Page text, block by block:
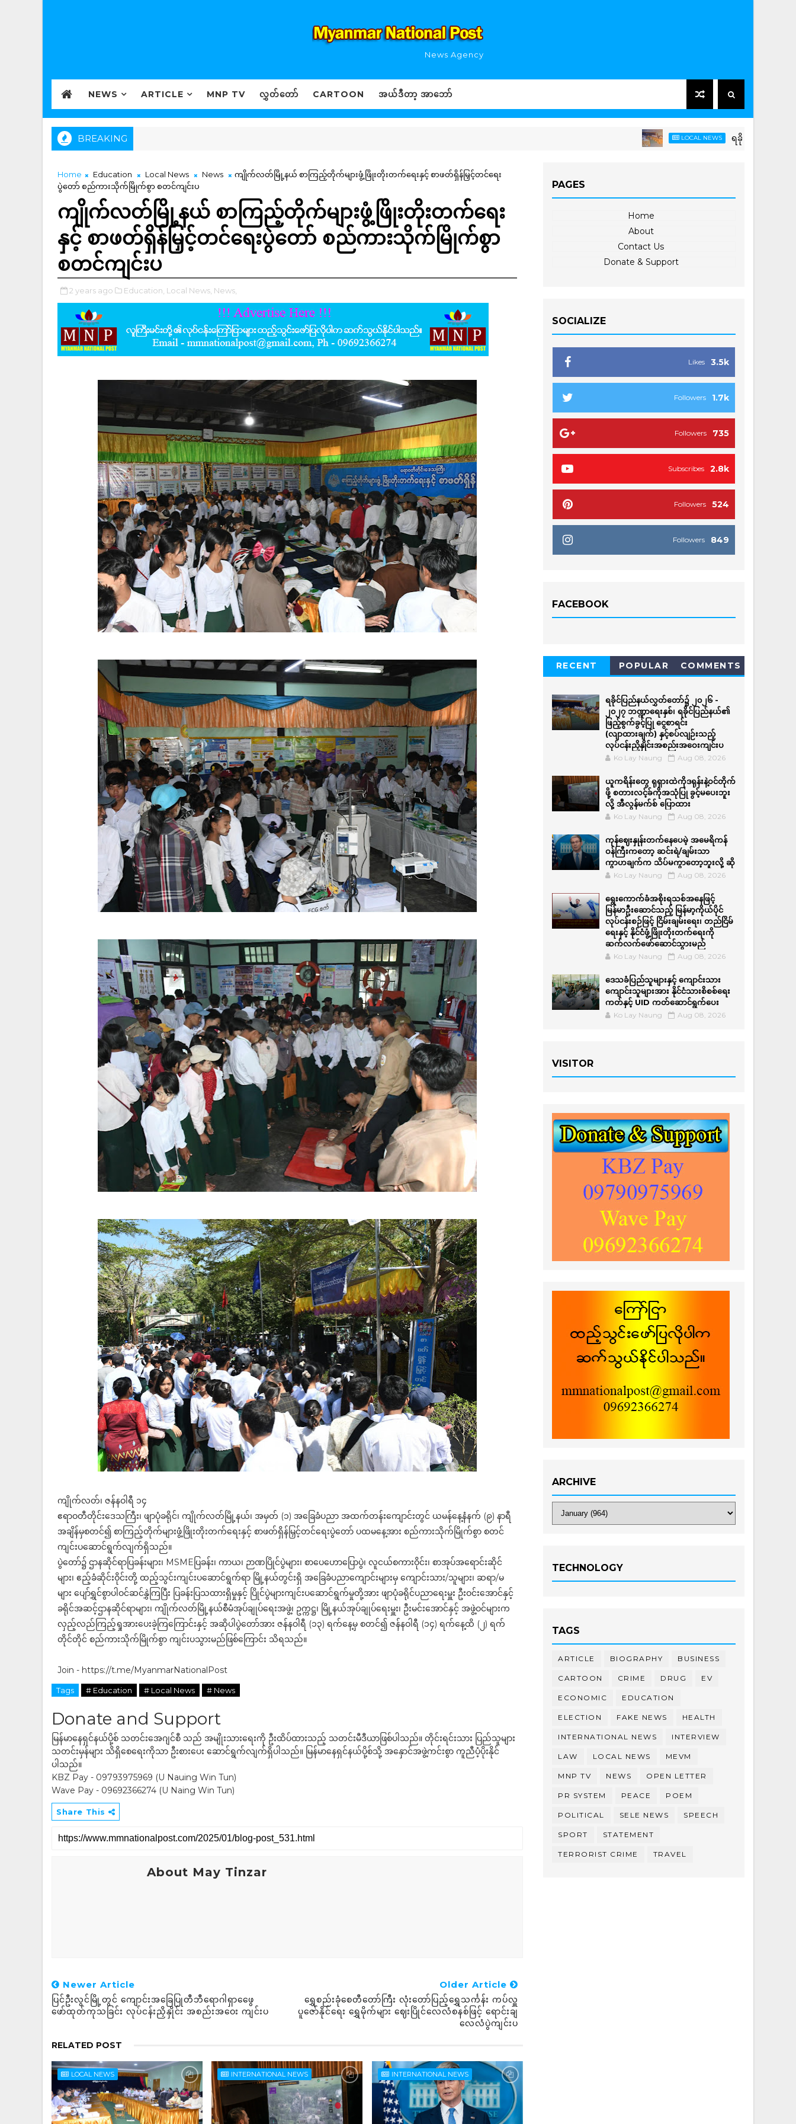
News Agency
NEWS ARTICLE MNP TV လွှတ်တော် CARTOON အယ်ဒီတာ့ အာဘော်
BREAKING LOCAL NEWS ရခိုင်ပြည်နယ်လွှတ်တော်၌ ၂၀၂
Home Education Local News News
ကျိုက်လတ်မြို့နယ် စာကြည့်တိုက်များဖွံ့ဖြိုးတိုးတက်ရေးနှင့် စာဖတ်ရှိန်မြှင့်တင်ရေး
ပွဲတော် စည်ကားသိုက်မြိုက်စွာ စတင်ကျင်းပ
ကျိုက်လတ်မြို့နယ် စာကြည့်တိုက်များဖွံ့ဖြိုးတိုးတက်ရေး
နှင့် စာဖတ်ရှိန်မြှင့်တင်ရေးပွဲတော် စည်ကားသိုက်မြိုက်စွာ
စတင်ကျင်းပ
2 years ago Education, Local News, News,
ကျိုက်လတ်၊ ဇန်နဝါရီ ၁၄
ဧရာဝတီတိုင်းဒေသကြီး၊ ဖျာပုံခရိုင်၊ ကျိုက်လတ်မြို့နယ်၊ အမှတ် (၁) အခြေခံပညာ အထက်တန်းကျောင်းတွင် ယမန်နေ့နံနက် (၉) နာရီ
အချိန်မှစတင်၍ စာကြည့်တိုက်များဖွံ့ဖြိုးတိုးတက်ရေးနှင့် စာဖတ်ရှိန်မြှင့်တင်ရေးပွဲတော် ပထမနေ့အား စည်ကားသိုက်မြိုက်စွာ စတင်
ကျင်းပဆောင်ရွက်လျက်ရှိသည်။
ပွဲတော်၌ ဌာနဆိုင်ရာပြခန်းများ၊ MSMEပြခန်း၊ ကာယ၊ ဉာဏပြိုင်ပွဲများ၊ စာပေဟောပြောပွဲ၊ လူငယ်စကားဝိုင်း၊ စာအုပ်အရောင်းဆိုင်
များ၊ ဧည့်ခံဆိုင်းဝိုင်းတို့ ထည့်သွင်းကျင်းပဆောင်ရွက်ရာ မြို့နယ်တွင်းရှိ အခြေခံပညာကျောင်းများမှ ကျောင်းသား/သူများ၊ ဆရာ/မ
များ ပျော်ရွှင်စွာပါဝင်ဆင်နွှဲကြပြီး ပြခန်းပြသထားရှိမှုနှင့် ပြိုင်ပွဲများကျင်းပဆောင်ရွက်မှုတို့အား ဖျာပုံခရိုင်ပညာရေးမှူး ဦးဝင်းအောင်နှင့်
ခရိုင်အဆင့်ဌာနဆိုင်ရာများ၊ ကျိုက်လတ်မြို့နယ်စီမံအုပ်ချုပ်ရေးအဖွဲ့၊ ဥက္ကဋ္ဌ၊ မြို့နယ်အုပ်ချုပ်ရေးမှူး၊ ဦးမင်းအောင်နှင့် အဖွဲ့ဝင်များက
လှည့်လည်ကြည့်ရှုအားပေးခဲ့ကြကြောင်းနှင့် အဆိုပါပွဲတော်အား ဇန်နဝါရီ (၁၃) ရက်နေ့မှ စတင်၍ ဇန်နဝါရီ (၁၄) ရက်နေ့ထိ (၂) ရက်
တိုင်တိုင် စည်ကားသိုက်မြိုက်စွာ ကျင်းပသွားမည်ဖြစ်ကြောင်း သိရသည်။
Join - https://t.me/MyanmarNationalPost
Tags # Education # Local News # News
Donate and Support
မြန်မာနေရှင်နယ်ပို့စ် သတင်းအေဂျင်စီ သည် အမျိုးသားရေးကို ဦးထိပ်ထားသည့် သတင်းမီဒီယာဖြစ်ပါသည်။ တိုင်းရင်းသား ပြည်သူများ
သတင်းမှန်များ သိရှိစေရေးကိုသာ ဦးစားပေး ဆောင်ရွက်လျက်ရှိပါသည်။ မြန်မာနေရှင်နယ်ပို့စ်သို့ အနှောင်အဖွဲ့ကင်းစွာ ကူညီပံ့ပိုးနိုင်
ပါသည်။
KBZ Pay - 09793975969 (U Nauing Win Tun)
Wave Pay - 09692366274 (U Naing Win Tun)
Share This
About May Tinzar
Newer Article
ပြင်ဦးလွင်မြို့တွင် ကျောင်းအခြေပြုတီဘီရောဂါရှာဖွေေ
ဖော်ထုတ်ကုသခြင်း လုပ်ငန်းညှိနှိုင်း အစည်းအဝေး ကျင်းပ
Older Article
ရွှေစည်းခုံစေတီတော်ကြီး လုံးတော်ပြည့်ရွှေသင်္ကန်း ကပ်လှူ
ပူဇော်နိုင်ရေး ရွှေမိုက်များ ဈေးပြိုင်လေလံစနစ်ဖြင့် ရောင်းချ
လေလံပွဲကျင်းပ
RELATED POST
LOCAL NEWS INTERNATIONAL NEWS INTERNATIONAL NEWS
PAGES
Home
About
Contact Us
Donate & Support
SOCIALIZE
3.5k
Likes
1.7k
Followers
735
Followers
2.8k
Subscribes
524
Followers
849
Followers
FACEBOOK
RECENT POPULAR COMMENTS
ရခိုင်ပြည်နယ်လွှတ်တော်၌ ၂၀၂၆ -
၂၀၂၇ ဘဏ္ဍာရေးနှစ်၊ ရခိုင်ပြည်နယ်၏
ဖြည့်စွက်ခွင့်ပြု ငွေစာရင်း
(လျာထားချက်) နှင့်စပ်လျဉ်းသည့်
လုပ်ငန်းညှိနှိုင်းအစည်းအဝေးကျင်းပ
Ko Lay Naung Aug 08, 2026
ယူကရိန်းတွေ ရုရှားထဲကိုဒရုန်းနဲ့ဝင်တိုက်
ဖို့ စတားလင့်ခ်ကိုအသုံပြု ခွင့်မပေးဘူး
လို့ အီလွန်မက်စ် ပြောထား
Ko Lay Naung Aug 08, 2026
ကုန်ဈေးနှုန်းတက်နေပေမဲ့ အမေရိကန်
ဝန်ကြီးကတော့ ဆင်းရဲ/ချမ်းသာ
ကွာဟချက်က သိပ်မကွာတော့ဘူးလို့ ဆို
Ko Lay Naung Aug 08, 2026
ရွေးကောက်ခံအစိုးရသစ်အနေဖြင့်
မြန်မာဦးဆောင်သည့် မြန်မာ့ကိုယ်ပိုင်
လုပ်ငန်းစဉ်ဖြင့် ငြိမ်းချမ်းရေး၊ တည်ငြိမ်
ရေးနှင့် နိုင်ငံဖွံ့ဖြိုးတိုးတက်ရေးကို
ဆက်လက်ဖော်ဆောင်သွားမည်
Ko Lay Naung Aug 08, 2026
ဒေသခံပြည်သူများနှင့် ကျောင်းသား
ကျောင်းသူများအား နိုင်ငံသားစိစစ်ရေး
ကတ်နှင့် UID ကတ်ဆောင်ရွက်ပေး
Ko Lay Naung Aug 08, 2026
VISITOR
ARCHIVE
TECHNOLOGY
TAGS
ARTICLE BIOGRAPHY BUSINESS
CARTOON CRIME DRUG EV
ECONOMIC EDUCATION
ELECTION FAKE NEWS HEALTH
INTERNATIONAL NEWS INTERVIEW
LAW LOCAL NEWS MEVM
MNP TV NEWS OPEN LETTER
PR SYSTEM PEACE POEM
POLITICAL SELE NEWS SPEECH
SPORT STATEMENT
TERRORIST CRIME TRAVEL